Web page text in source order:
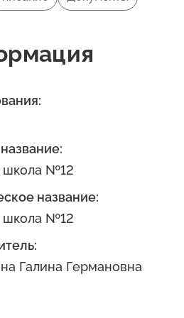
школа №12
название:
школа №12
Галина Германовна